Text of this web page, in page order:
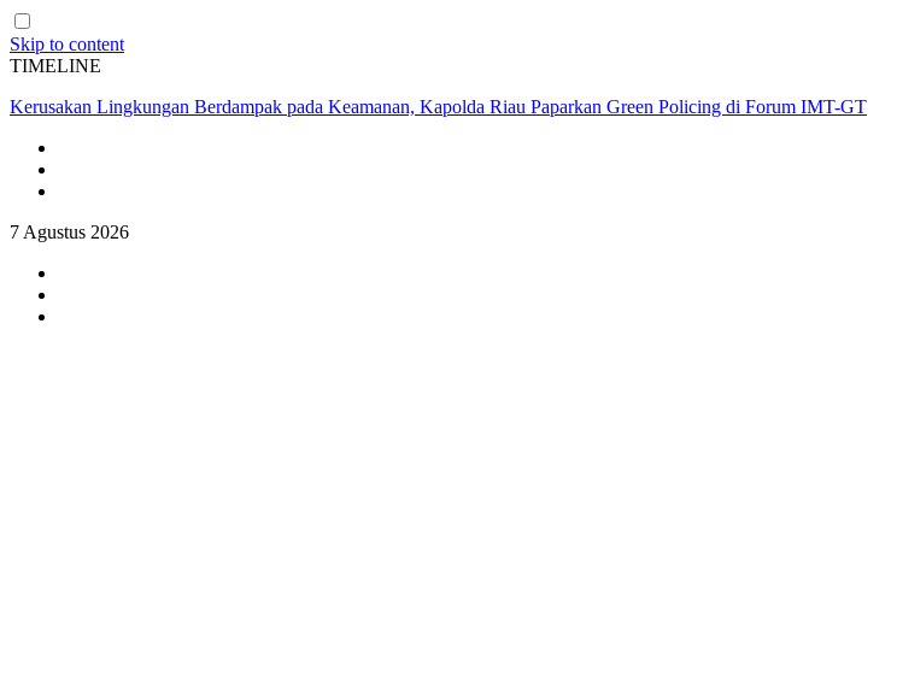
Skip to content
TIMELINE
Kerusakan Lingkungan Berdampak pada Keamanan, Kapolda Riau Paparkan Green Policing di Forum IMT-GT
7 Agustus 2026